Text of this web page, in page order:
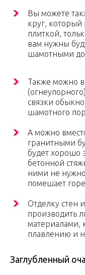
Вы можете
круг, который
плиткой,
вам нужны
шамотными
Также можно
связки
шамотного
А можно
гранитными
будет хорошо
бетонной
ними не
помешает
Отделку стен
производить
материалами,
плавлению и
Заглубленный